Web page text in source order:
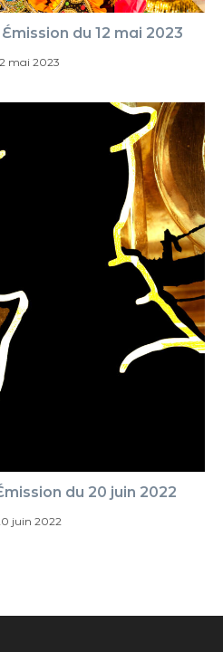
du 12 mai 2023
mai 2023
du 20 juin 2022
juin 2022